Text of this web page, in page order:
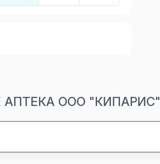
АПТЕКА ООО "КИПАРИС"